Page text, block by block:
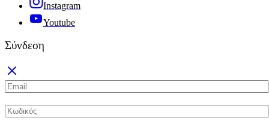
Instagram
Youtube
Σύνδεση